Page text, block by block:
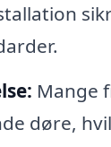
Mange
døre,